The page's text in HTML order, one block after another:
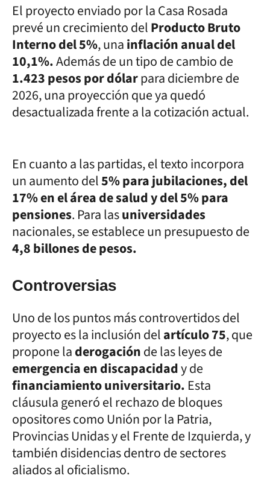
El proyecto enviado por la Casa Rosada
prevé un crecimiento delProducto Bruto
Interno del 5%, unainflación anual del
10,1%.Además de un tipo de cambio de
1.423 pesos por dólarpara diciembre de
2026, una proyección que ya quedó
desactualizada frente a la cotización actual.
En cuanto a las partidas, el texto incorpora
un aumento del5% para jubilaciones, del
17% en el área de salud y del 5% para
pensiones. Para lasuniversidades
nacionales, se establece un presupuesto de
4,8 billones de pesos.
Controversias
Uno de los puntos más controvertidos del
proyecto es la inclusión delartículo 75, que
propone laderogaciónde las leyes de
emergencia en discapacidady de
financiamiento universitario. Esta
cláusula generó el rechazo de bloques
opositores como Unión por la Patria,
Provincias Unidas y el Frente de Izquierda, y
también disidencias dentro de sectores
aliados al oficialismo.